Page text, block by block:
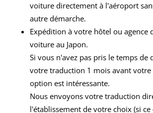
voiture directement à l'aéroport
autre démarche.
Expédition à votre hôtel ou agence
voiture au Japon.
Si vous n'avez pas pris le temps de
votre traduction 1 mois avant votre
option est intéressante.
Nous envoyons votre traduction
l'établissement de votre choix (si